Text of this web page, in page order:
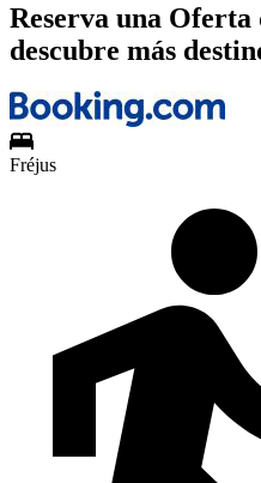
Reserva una
descubre más
Fréjus